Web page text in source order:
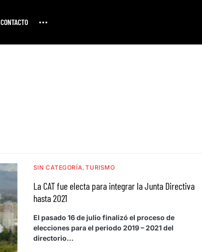
CONTACTO
SIN CATEGORÍA TURISMO
La CAT fue electa para integrar la Junta Directiva
hasta 2021
El pasado 16 de julio finalizó el proceso de
elecciones para el periodo 2019 – 2021 del
directorio…